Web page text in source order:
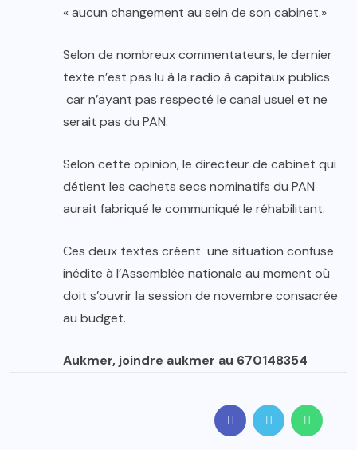
« aucun changement au sein de son cabinet.»
Selon de nombreux commentateurs, le dernier
texte n’est pas lu à la radio à capitaux publics
car n’ayant pas respecté le canal usuel et ne
serait pas du PAN.
Selon cette opinion, le directeur de cabinet qui
détient les cachets secs nominatifs du PAN
aurait fabriqué le communiqué le réhabilitant.
Ces deux textes créent une situation confuse
inédite à l’Assemblée nationale au moment où
doit s’ouvrir la session de novembre consacrée
au budget.
Aukmer, joindre aukmer au 670148354